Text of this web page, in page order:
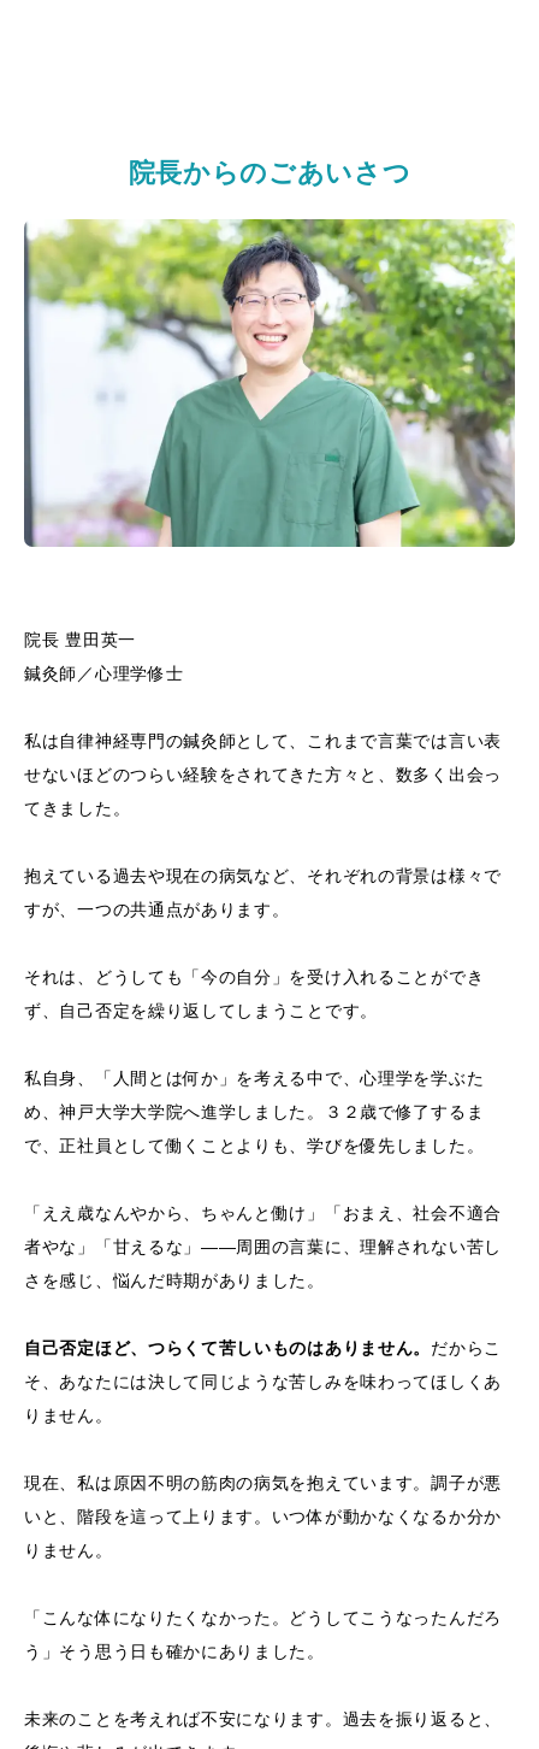
院長からのごあいさつ
院長 豊田英一
鍼灸師／心理学修士
私は自律神経専門の鍼灸師として、これまで言葉では言い表
せないほどのつらい経験をされてきた方々と、数多く出会っ
てきました。
抱えている過去や現在の病気など、それぞれの背景は様々で
すが、一つの共通点があります。
それは、どうしても「今の自分」を受け入れることができ
ず、自己否定を繰り返してしまうことです。
私自身、「人間とは何か」を考える中で、心理学を学ぶた
め、神戸大学大学院へ進学しました。３２歳で修了するま
で、正社員として働くことよりも、学びを優先しました。
「ええ歳なんやから、ちゃんと働け」「おまえ、社会不適合
者やな」「甘えるな」——周囲の言葉に、理解されない苦し
さを感じ、悩んだ時期がありました。
自己否定ほど、つらくて苦しいものはありません。 だからこ
そ、あなたには決して同じような苦しみを味わってほしくあ
りません。
現在、私は原因不明の筋肉の病気を抱えています。調子が悪
いと、階段を這って上ります。いつ体が動かなくなるか分か
りません。
「こんな体になりたくなかった。どうしてこうなったんだろ
う」そう思う日も確かにありました。
未来のことを考えれば不安になります。過去を振り返ると、